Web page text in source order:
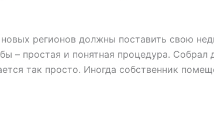
регионов должны поставить свою
– простая и понятная процедура.
так просто. Иногда собственник